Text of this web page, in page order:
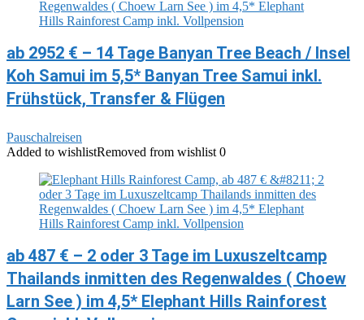
ab 2952 € – 14 Tage Banyan Tree Beach / Insel
Koh Samui im 5,5* Banyan Tree Samui inkl.
Frühstück, Transfer & Flügen
Pauschalreisen
Added to wishlistRemoved from wishlist 0
ab 487 € – 2 oder 3 Tage im Luxuszeltcamp
Thailands inmitten des Regenwaldes ( Choew
Larn See ) im 4,5* Elephant Hills Rainforest